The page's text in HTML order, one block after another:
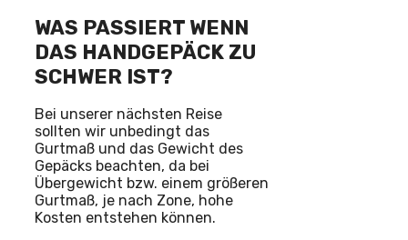
WAS PASSIERT WENN
DAS HANDGEPÄCK ZU
SCHWER IST?
Bei unserer nächsten Reise
sollten wir unbedingt das
Gurtmaß und das Gewicht des
Gepäcks beachten, da bei
Übergewicht bzw. einem größeren
Gurtmaß, je nach Zone, hohe
Kosten entstehen können.